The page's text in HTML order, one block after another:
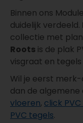
Binnen ons
duidelijk verdeeld.
collectie met
Roots is de plak
visgraat en
Wil je eerst
dan de
vloeren, click
PVC tegels.